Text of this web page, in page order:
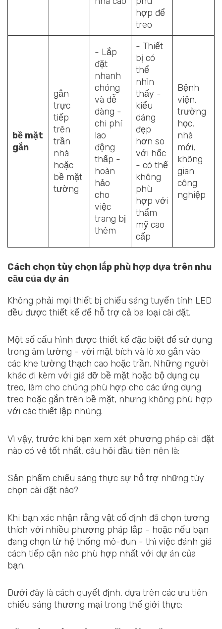
hợp để
treo
bề mặt
gắn
gắn
trực
tiếp
trên
trần
nhà
hoặc
bề mặt
tường
- Lắp
đặt
nhanh
chóng
và dễ
dàng -
chi phí
lao
động
thấp -
hoàn
hảo
cho
việc
trang bị
thêm
- Thiết
bị có
thể
nhìn
thấy -
kiểu
dáng
đẹp
hơn so
với hốc
- có thể
không
phù
hợp với
thẩm
mỹ cao
cấp
Bệnh
viện,
trường
học,
nhà
mới,
không
gian
công
nghiệp
Cách chọn tùy chọn lắp phù hợp dựa trên nhu
cầu của dự án
Không phải mọi thiết bị chiếu sáng tuyến tính LED
đều được thiết kế để hỗ trợ cả ba loại cài đặt.
Một số cấu hình được thiết kế đặc biệt để sử dụng
trong âm tường - với mặt bích và lò xo gắn vào
các khe tường thạch cao hoặc trần. Những người
khác đi kèm với giá đỡ bề mặt hoặc bộ dụng cụ
treo, làm cho chúng phù hợp cho các ứng dụng
treo hoặc gắn trên bề mặt, nhưng không phù hợp
với các thiết lập nhúng.
Vì vậy, trước khi bạn xem xét phương pháp cài đặt
nào có vẻ tốt nhất, câu hỏi đầu tiên nên là:
Sản phẩm chiếu sáng thực sự hỗ trợ những tùy
chọn cài đặt nào?
Khi bạn xác nhận rằng vật cố định đã chọn tương
thích với nhiều phương pháp lắp - hoặc nếu bạn
đang chọn từ hệ thống mô-đun - thì việc đánh giá
cách tiếp cận nào phù hợp nhất với dự án của
bạn.
Dưới đây là cách quyết định, dựa trên các ưu tiên
chiếu sáng thương mại trong thế giới thực: